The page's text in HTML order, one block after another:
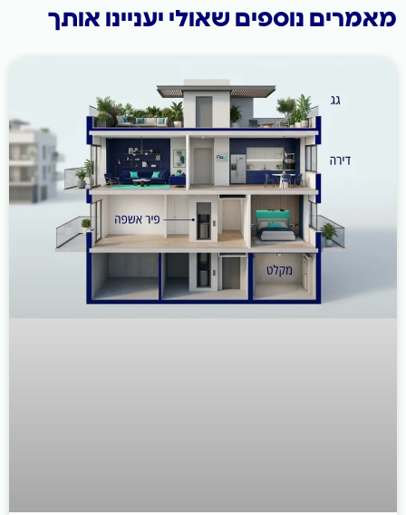
מאמרים נוספים שאולי יעניינו אותך